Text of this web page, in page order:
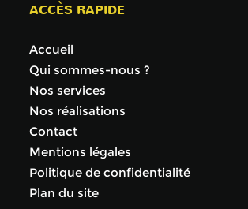
ACCÈS RAPIDE
Accueil
Qui sommes-nous ?
Nos services
Nos réalisations
Contact
Mentions légales
Politique de confidentialité
Plan du site